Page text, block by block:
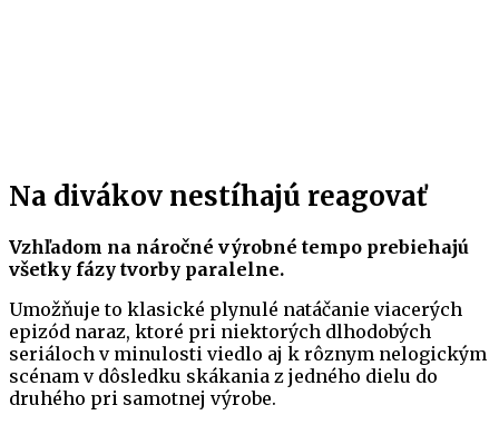
Na divákov nestíhajú reagovať
Vzhľadom na náročné výrobné tempo prebiehajú
všetky fázy tvorby paralelne.
Umožňuje to klasické plynulé natáčanie viacerých
epizód naraz, ktoré pri niektorých dlhodobých
seriáloch v minulosti viedlo aj k rôznym nelogickým
scénam v dôsledku skákania z jedného dielu do
druhého pri samotnej výrobe.